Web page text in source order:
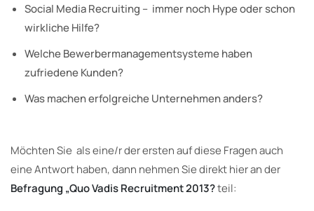
Social Media Recruiting – immer noch Hype oder schon
wirkliche Hilfe?
Welche Bewerbermanagementsysteme haben
zufriedene Kunden?
Was machen erfolgreiche Unternehmen anders?
Möchten Sie als eine/r der ersten auf diese Fragen auch
eine Antwort haben, dann nehmen Sie direkt hier an der
Befragung „Quo Vadis Recruitment 2013?teil: